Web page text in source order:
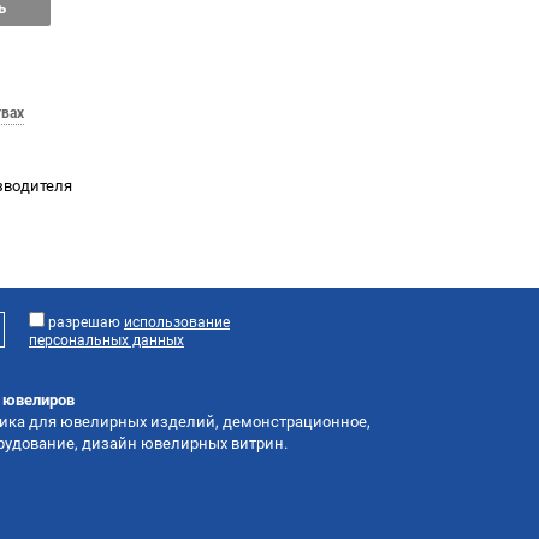
разрешаю использование
персональных данных
ювелиров
для ювелирных изделий, демонстрационное,
дизайн ювелирных витрин.